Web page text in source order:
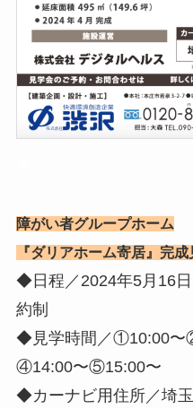
障がい者グループホーム
『ダリアホーム寄居』完
◆日程／2024年5月16
約制
◆見学時間／①10:00〜
④14:00〜⑤15:00〜
◆カーナビ用住所／埼